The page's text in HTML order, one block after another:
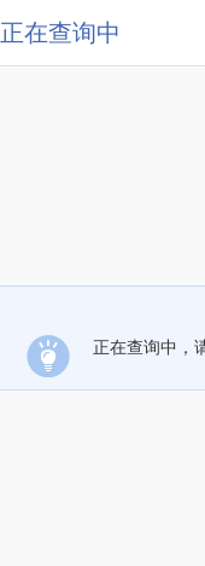
正在查询中
正在查询中，